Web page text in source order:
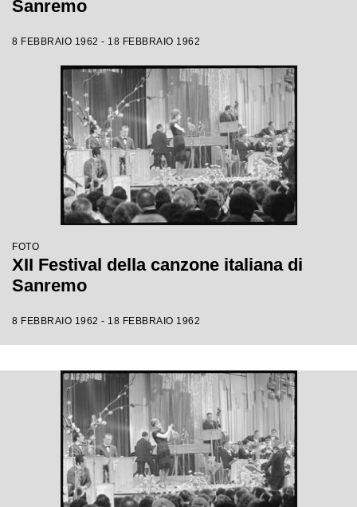
Sanremo
8 FEBBRAIO 1962 - 18 FEBBRAIO 1962
FOTO
XII Festival della canzone italiana di
Sanremo
8 FEBBRAIO 1962 - 18 FEBBRAIO 1962